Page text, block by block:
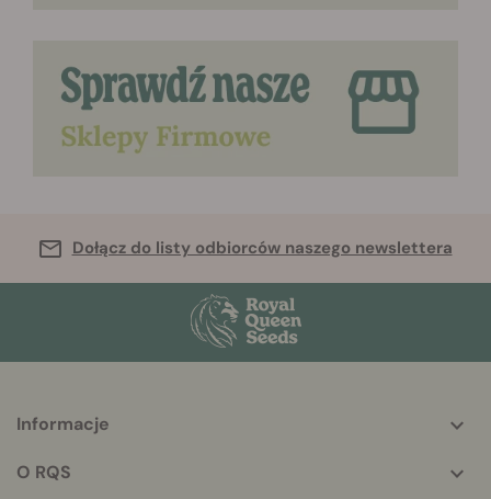
Dołącz do listy odbiorców naszego newslettera
info
Informacje
O RQS